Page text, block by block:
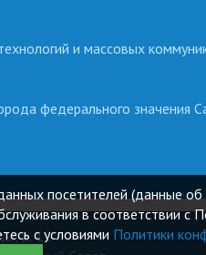
и массовых
федерального значения
д. 12
посетителей (данные
в соответствии с
с условиями Политики